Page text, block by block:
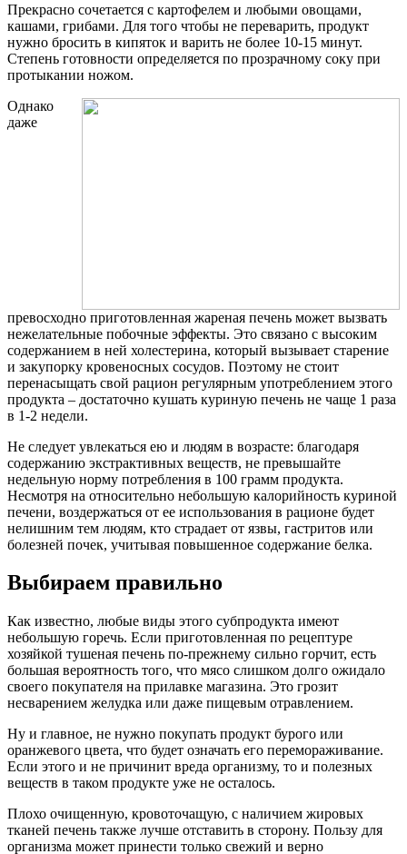
Прекрасно сочетается с картофелем и любыми овощами,
кашами, грибами. Для того чтобы не переварить, продукт
нужно бросить в кипяток и варить не более 10-15 минут.
Степень готовности определяется по прозрачному соку при
протыкании ножом.
Однако
даже
превосходно приготовленная жареная печень может вызвать
нежелательные побочные эффекты. Это связано с высоким
содержанием в ней холестерина, который вызывает старение
и закупорку кровеносных сосудов. Поэтому не стоит
перенасыщать свой рацион регулярным употреблением этого
продукта – достаточно кушать куриную печень не чаще 1 раза
в 1-2 недели.
Не следует увлекаться ею и людям в возрасте: благодаря
содержанию экстрактивных веществ, не превышайте
недельную норму потребления в 100 грамм продукта.
Несмотря на относительно небольшую калорийность куриной
печени, воздержаться от ее использования в рационе будет
нелишним тем людям, кто страдает от язвы, гастритов или
болезней почек, учитывая повышенное содержание белка.
Выбираем правильно
Как известно, любые виды этого субпродукта имеют
небольшую горечь. Если приготовленная по рецептуре
хозяйкой тушеная печень по-прежнему сильно горчит, есть
большая вероятность того, что мясо слишком долго ожидало
своего покупателя на прилавке магазина. Это грозит
несварением желудка или даже пищевым отравлением.
Ну и главное, не нужно покупать продукт бурого или
оранжевого цвета, что будет означать его перемораживание.
Если этого и не причинит вреда организму, то и полезных
веществ в таком продукте уже не осталось.
Плохо очищенную, кровоточащую, с наличием жировых
тканей печень также лучше отставить в сторону. Пользу для
организма может принести только свежий и верно